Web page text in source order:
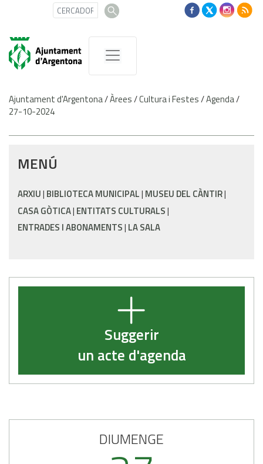
Ajuntament d'Argentona/Àrees/Cultura i Festes/Agenda/
27-10-2024
MENÚ
ARXIU BIBLIOTECA MUNICIPAL MUSEU DEL CÀNTIR
CASA GÒTICA ENTITATS CULTURALS
ENTRADES I ABONAMENTS LA SALA
Suggerir
un acte d'agenda
DIUMENGE